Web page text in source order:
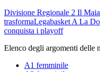
Divisione Regionale 2 Il
trasformaLegabasket A La
conquista i playoff
Elenco degli argomenti delle
A1 femminile